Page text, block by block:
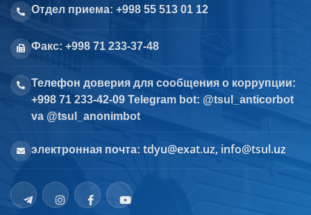
Отдел приема: +998 55 513 01 12
Факс: +998 71 233-37-48
Телефон доверия для сообщения о коррупции:
+998 71 233-42-09 Telegram bot: @tsul_anticorbot
va @tsul_anonimbot
электронная почта: tdyu@exat.uz, info@tsul.uz